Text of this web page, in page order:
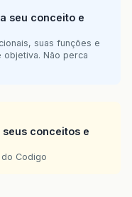
seu conceito e
suas funções e
Não perca
conceitos e
Codigo